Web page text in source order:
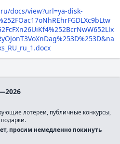
docs/view?url=ya-disk-
лотереи, публичные конкурсы,
просим немедленно покинуть